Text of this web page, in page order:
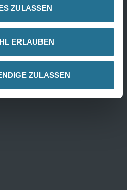
ZULASSEN
ERLAUBEN
ZULASSEN